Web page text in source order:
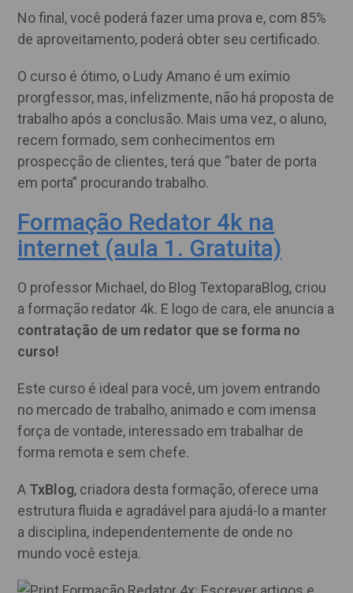
No final, você poderá fazer uma prova e, com 85%
de aproveitamento, poderá obter seu certificado.
O curso é ótimo, o Ludy Amano é um exímio
prorgfessor, mas, infelizmente, não há proposta de
trabalho após a conclusão. Mais uma vez, o aluno,
recem formado, sem conhecimentos em
prospecção de clientes, terá que “bater de porta
em porta” procurando trabalho.
Formação Redator 4k na
internet (aula 1. Gratuita)
O professor Michael, do Blog TextoparaBlog, criou
a formação redator 4k. E logo de cara, ele anuncia a
contratação de um redator que se forma no
curso!
Este curso é ideal para você, um jovem entrando
no mercado de trabalho, animado e com imensa
força de vontade, interessado em trabalhar de
forma remota e sem chefe.
A TxBlog, criadora desta formação, oferece uma
estrutura fluida e agradável para ajudá-lo a manter
a disciplina, independentemente de onde no
mundo você esteja.